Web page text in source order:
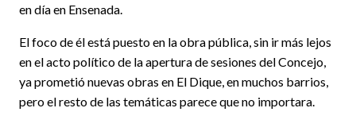
en día en Ensenada.
El foco de él está puesto en la obra pública, sin ir más lejos
en el acto político de la apertura de sesiones del Concejo,
ya prometió nuevas obras en El Dique, en muchos barrios,
pero el resto de las temáticas parece que no importara.